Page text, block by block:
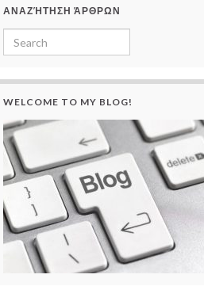
ΑΝΑΖΉΤΗΣΗ ΆΡΘΡΩΝ
Search for:
WELCOME TO MY BLOG!